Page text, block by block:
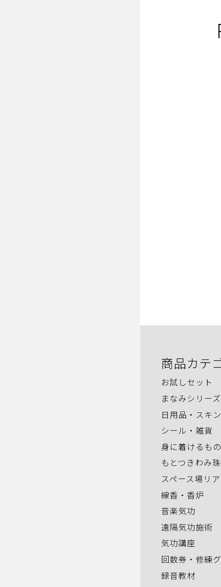
商品カテ
お試しセット
まなみシリー
日用品・スキ
シール・雑貨
身に着けるもの
もとつきわみ珠
スペース場リア
線香・香炉
音楽気功
遠隔気功施術
気功講座
回数券・修練
録音教材